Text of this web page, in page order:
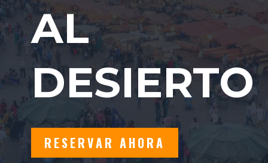
AL
DESIERTO
RESERVAR AHORA